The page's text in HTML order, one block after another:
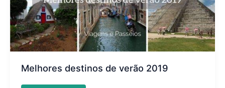
Melhores destinos de verão 2019